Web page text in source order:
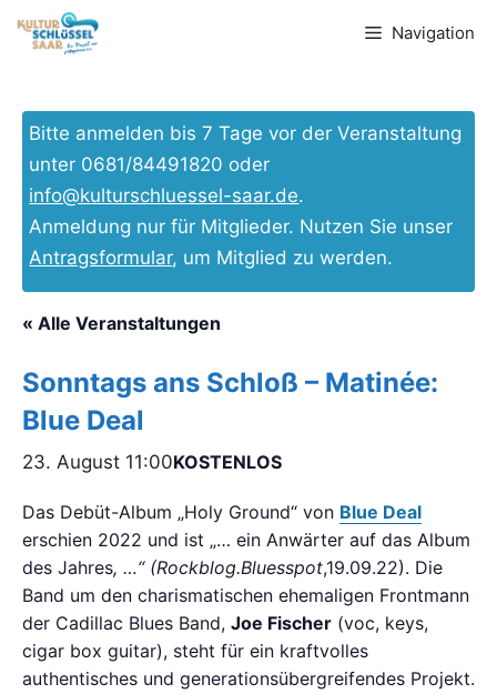
Inhalt
Navigation
Bitte anmelden bis 7 Tage vor der Veranstaltung
unter 0681/84491820 oder
info@kulturschluessel-saar.de.
Anmeldung nur für Mitglieder. Nutzen Sie unser
Antragsformular, um Mitglied zu werden.
« Alle Veranstaltungen
Sonntags ans Schloß – Matinée:
Blue Deal
23. August 11:00KOSTENLOS
Das Debüt-Album „Holy Ground“ von Blue Deal
erschien 2022 und ist „… ein Anwärter auf das Album
des Jahres, …“ (Rockblog.Bluesspot,19.09.22). Die
Band um den charismatischen ehemaligen Frontmann
der Cadillac Blues Band, Joe Fischer (voc, keys,
cigar box guitar), steht für ein kraftvolles
authentisches und generationsübergreifendes Projekt.